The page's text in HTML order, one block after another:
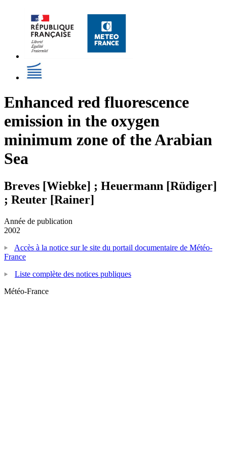
Enhanced red fluorescence
emission in the oxygen
minimum zone of the Arabian
Sea
Breves [Wiebke] ; Heuermann [Rüdiger]
; Reuter [Rainer]
Année de publication
2002
Accès à la notice sur le site du portail documentaire de Météo-
France
Liste complète des notices publiques
Météo-France